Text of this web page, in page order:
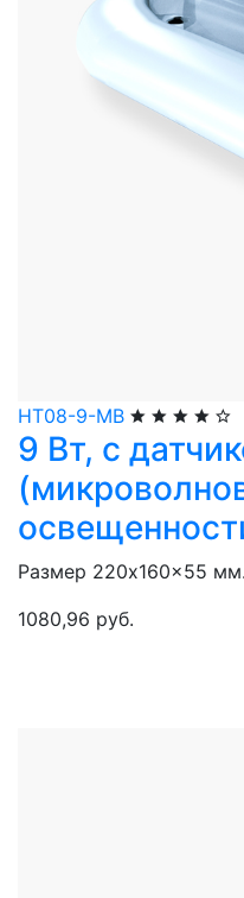
НТ08-9-МВ
9 Вт, с
Размер 220x160x55 мм.
1080,96 руб.